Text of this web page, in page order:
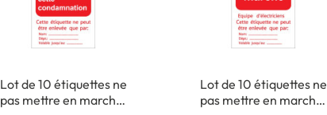
Lot de 10 étiquettes ne
pas mettre en marche.
Lot de 10 étiquettes ne
pas mettre en marche.